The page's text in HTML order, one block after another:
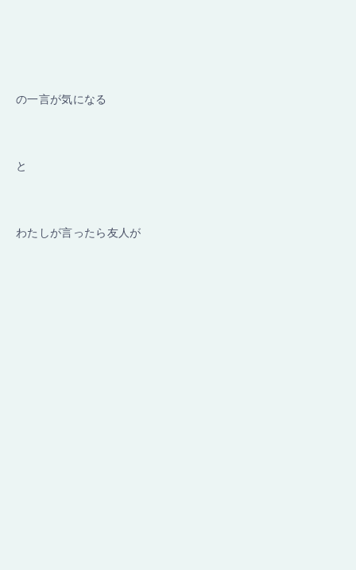
の一言が気になる
と
わたしが言ったら友人が